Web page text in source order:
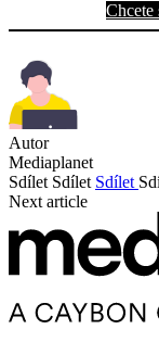
Chcete
Autor
Mediaplanet
Sdílet Sdílet Sdílet
Next article